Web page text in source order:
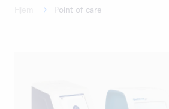
Point of care